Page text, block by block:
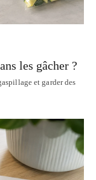
les gâcher ?
et garder des